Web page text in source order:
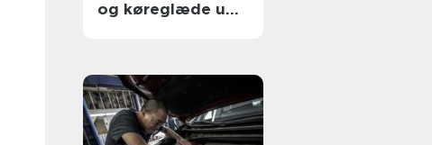
og køreglæde ud